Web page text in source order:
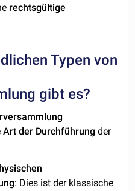
rechtsgültige
Typen von
gibt es?
Art der Durchführung der
: Dies ist der klassische